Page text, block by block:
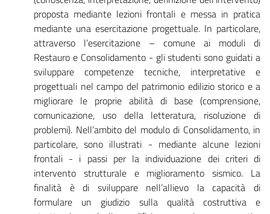
proposta mediante lezioni frontali e messa in pratica
mediante una esercitazione progettuale. In particolare,
attraverso l’esercitazione – comune ai moduli di
Restauro e Consolidamento - gli studenti sono guidati a
sviluppare competenze tecniche, interpretative e
progettuali nel campo del patrimonio edilizio storico e a
migliorare le proprie abilità di base (comprensione,
comunicazione, uso della letteratura, risoluzione di
problemi). Nell’ambito del modulo di Consolidamento, in
particolare, sono illustrati - mediante alcune lezioni
frontali - i passi per la individuazione dei criteri di
intervento strutturale e miglioramento sismico. La
finalità è di sviluppare nell’allievo la capacità di
formulare un giudizio sulla qualità costruttiva e